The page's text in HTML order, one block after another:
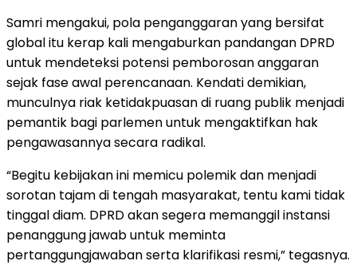
​Samri mengakui, pola penganggaran yang bersifat
global itu kerap kali mengaburkan pandangan DPRD
untuk mendeteksi potensi pemborosan anggaran
sejak fase awal perencanaan. Kendati demikian,
munculnya riak ketidakpuasan di ruang publik menjadi
pemantik bagi parlemen untuk mengaktifkan hak
pengawasannya secara radikal.
​“Begitu kebijakan ini memicu polemik dan menjadi
sorotan tajam di tengah masyarakat, tentu kami tidak
tinggal diam. DPRD akan segera memanggil instansi
penanggung jawab untuk meminta
pertanggungjawaban serta klarifikasi resmi,” tegasnya.